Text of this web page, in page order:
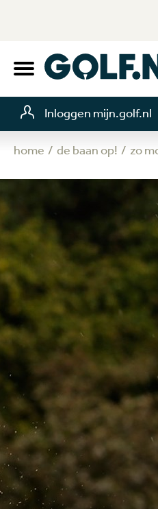
Inloggen mijn.golf.nl
home de baan op! zo